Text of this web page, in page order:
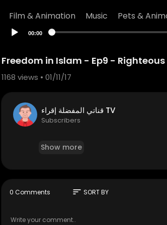
Film & Animation Music Pets &
00:00
Freedom in Islam - Ep9 -
1168 views • 01/11/17
قناتي المفضلة إقراء TV
Subscribers
Show more
0 Comments sort SORT BY